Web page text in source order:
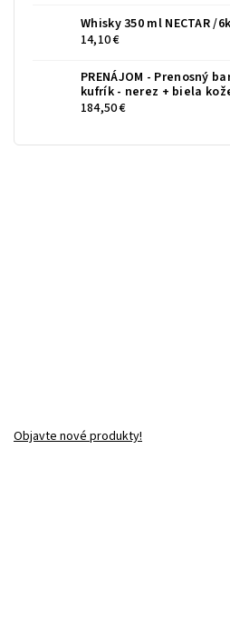
Whisky 350 ml NECTAR /
14,10 €
PRENÁJOM - Prenosný
kufrík - nerez + biela
184,50 €
Objavte nové produkty!